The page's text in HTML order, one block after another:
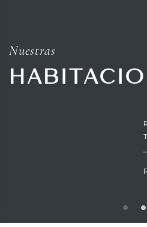
Nuestras